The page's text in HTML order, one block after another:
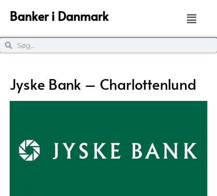
Banker i Danmark
Jyske Bank – Charlottenlund